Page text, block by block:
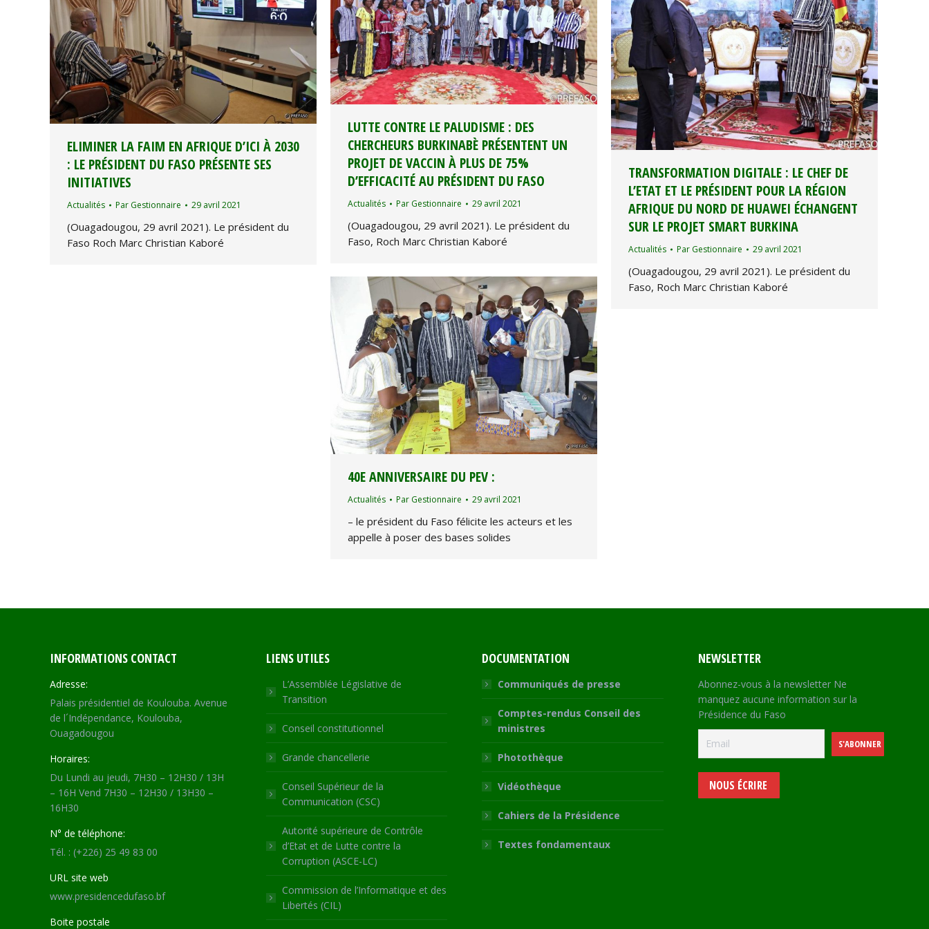
ELIMINER LA FAIM EN AFRIQUE D’ICI À 2030
: LE PRÉSIDENT DU FASO PRÉSENTE SES
INITIATIVES
Actualités Par Gestionnaire 29 avril 2021
(Ouagadougou, 29 avril 2021). Le président du
Faso Roch Marc Christian Kaboré
LUTTE CONTRE LE PALUDISME : DES
CHERCHEURS BURKINABÈ PRÉSENTENT UN
PROJET DE VACCIN À PLUS DE 75%
D’EFFICACITÉ AU PRÉSIDENT DU FASO
Actualités Par Gestionnaire 29 avril 2021
(Ouagadougou, 29 avril 2021). Le président du
Faso, Roch Marc Christian Kaboré
TRANSFORMATION DIGITALE : LE CHEF DE
L’ETAT ET LE PRÉSIDENT POUR LA RÉGION
AFRIQUE DU NORD DE HUAWEI ÉCHANGENT
SUR LE PROJET SMART BURKINA
Actualités Par Gestionnaire 29 avril 2021
(Ouagadougou, 29 avril 2021). Le président du
Faso, Roch Marc Christian Kaboré
40E ANNIVERSAIRE DU PEV :
Actualités Par Gestionnaire 29 avril 2021
– le président du Faso félicite les acteurs et les
appelle à poser des bases solides
INFORMATIONS CONTACT
Adresse:
Palais présidentiel de Koulouba. Avenue
de l´Indépendance, Koulouba,
Ouagadougou
Horaires:
Du Lundi au jeudi, 7H30 – 12H30 / 13H
– 16H Vend 7H30 – 12H30 / 13H30 –
16H30
N° de téléphone:
Tél. : (+226) 25 49 83 00
URL site web
www.presidencedufaso.bf
Boite postale
LIENS UTILES
L’Assemblée Législative de
Transition
Conseil constitutionnel
Grande chancellerie
Conseil Supérieur de la
Communication (CSC)
Autorité supérieure de Contrôle
d’Etat et de Lutte contre la
Corruption (ASCE-LC)
Commission de l’Informatique et des
Libertés (CIL)
DOCUMENTATION
Communiqués de presse
Comptes-rendus Conseil des
ministres
Photothèque
Vidéothèque
Cahiers de la Présidence
Textes fondamentaux
NEWSLETTER
Abonnez-vous à la newsletter Ne
manquez aucune information sur la
Présidence du Faso
NOUS ÉCRIRE